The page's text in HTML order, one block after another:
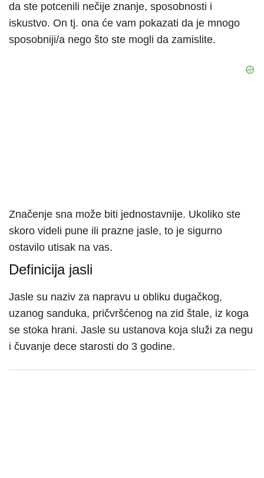
da ste potcenili nečije znanje, sposobnosti i
iskustvo. On tj. ona će vam pokazati da je mnogo
sposobniji/a nego što ste mogli da zamislite.
Značenje sna može biti jednostavnije. Ukoliko ste
skoro videli pune ili prazne jasle, to je sigurno
ostavilo utisak na vas.
Definicija jasli
Jasle su naziv za napravu u obliku dugačkog,
uzanog sanduka, pričvršćenog na zid štale, iz koga
se stoka hrani. Jasle su ustanova koja služi za negu
i čuvanje dece starosti do 3 godine.